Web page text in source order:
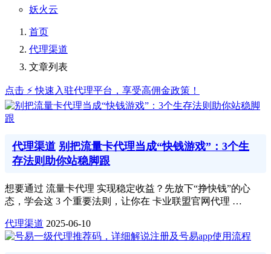
妖火云
首页
代理渠道
文章列表
点击 ⚡ 快速入驻代理平台，享受高佣金政策！
代理渠道 别把流量卡代理当成“快钱游戏”：3个生
存法则助你站稳脚跟
想要通过 流量卡代理 实现稳定收益？先放下“挣快钱”的心
态，学会这 3 个重要法则，让你在 卡业联盟官网代理 …
代理渠道 2025-06-10